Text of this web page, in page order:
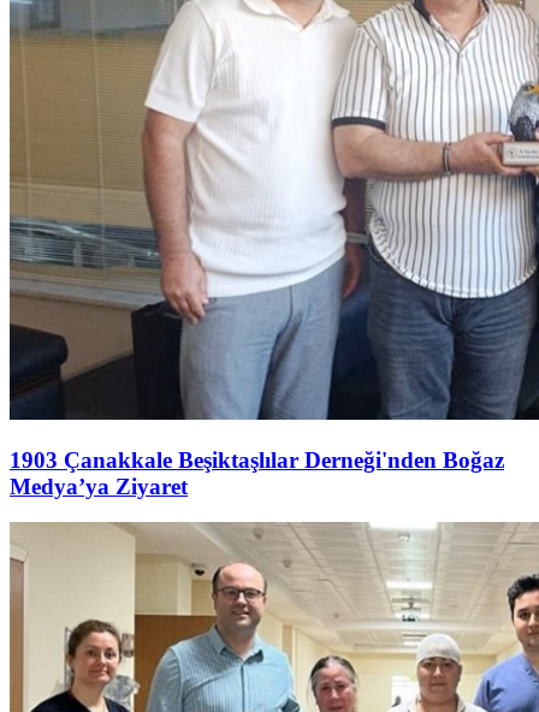
1903 Çanakkale Beşiktaşlılar Derneği'nden Boğaz
Medya’ya Ziyaret